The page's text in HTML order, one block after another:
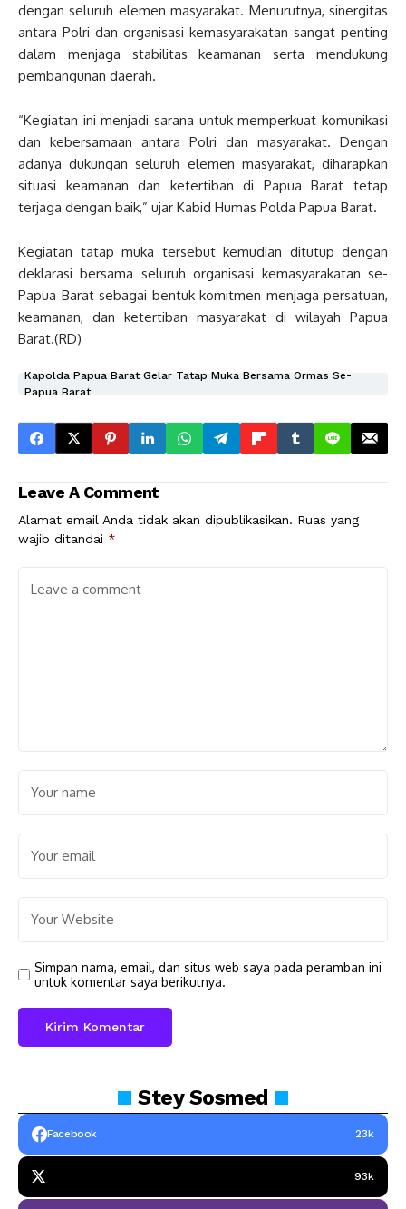
dengan seluruh elemen masyarakat. Menurutnya, sinergitas
antara Polri dan organisasi kemasyarakatan sangat penting
dalam menjaga stabilitas keamanan serta mendukung
pembangunan daerah.
“Kegiatan ini menjadi sarana untuk memperkuat komunikasi
dan kebersamaan antara Polri dan masyarakat. Dengan
adanya dukungan seluruh elemen masyarakat, diharapkan
situasi keamanan dan ketertiban di Papua Barat tetap
terjaga dengan baik,” ujar Kabid Humas Polda Papua Barat.
Kegiatan tatap muka tersebut kemudian ditutup dengan
deklarasi bersama seluruh organisasi kemasyarakatan se-
Papua Barat sebagai bentuk komitmen menjaga persatuan,
keamanan, dan ketertiban masyarakat di wilayah Papua
Barat.(RD)
Kapolda Papua Barat Gelar Tatap Muka Bersama Ormas Se-
Papua Barat
Leave A Comment
Alamat email Anda tidak akan dipublikasikan. Ruas yang
wajib ditandai *
Simpan nama, email, dan situs web saya pada peramban ini
untuk komentar saya berikutnya.
SteySosmed
Facebook 23k
93k